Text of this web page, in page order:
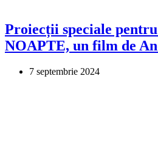
Proiecții speciale
NOAPTE, un film de
7 septembrie 2024